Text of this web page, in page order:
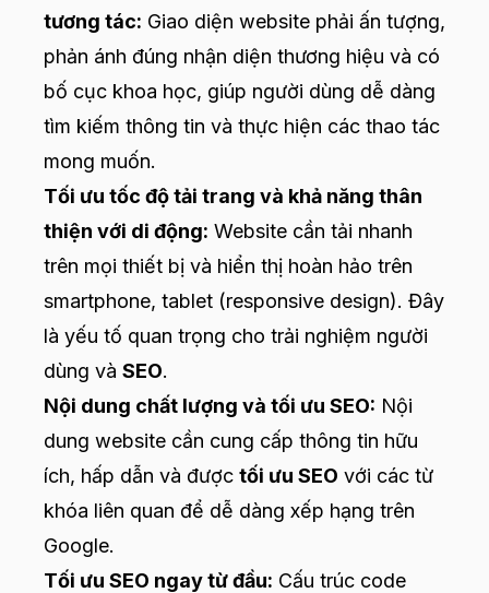
tương tác: Giao diện website phải ấn tượng,
phản ánh đúng nhận diện thương hiệu và có
bố cục khoa học, giúp người dùng dễ dàng
tìm kiếm thông tin và thực hiện các thao tác
mong muốn.
Tối ưu tốc độ tải trang và khả năng thân
thiện với di động: Website cần tải nhanh
trên mọi thiết bị và hiển thị hoàn hảo trên
smartphone, tablet (responsive design). Đây
là yếu tố quan trọng cho trải nghiệm người
dùng và SEO.
Nội dung chất lượng và tối ưu SEO: Nội
dung website cần cung cấp thông tin hữu
ích, hấp dẫn và được tối ưu SEO với các từ
khóa liên quan để dễ dàng xếp hạng trên
Google.
Tối ưu SEO ngay từ đầu: Cấu trúc code